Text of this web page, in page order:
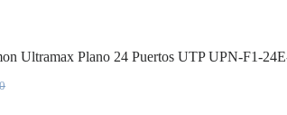
Ultramax Plano 24 Puertos UTP UPN-F1-